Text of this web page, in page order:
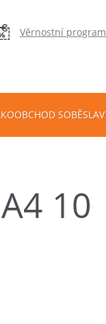
Věrnostní program
SOBĚSLAV
10